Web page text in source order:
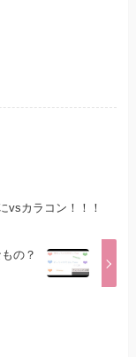
vsカラコン！！！
の？